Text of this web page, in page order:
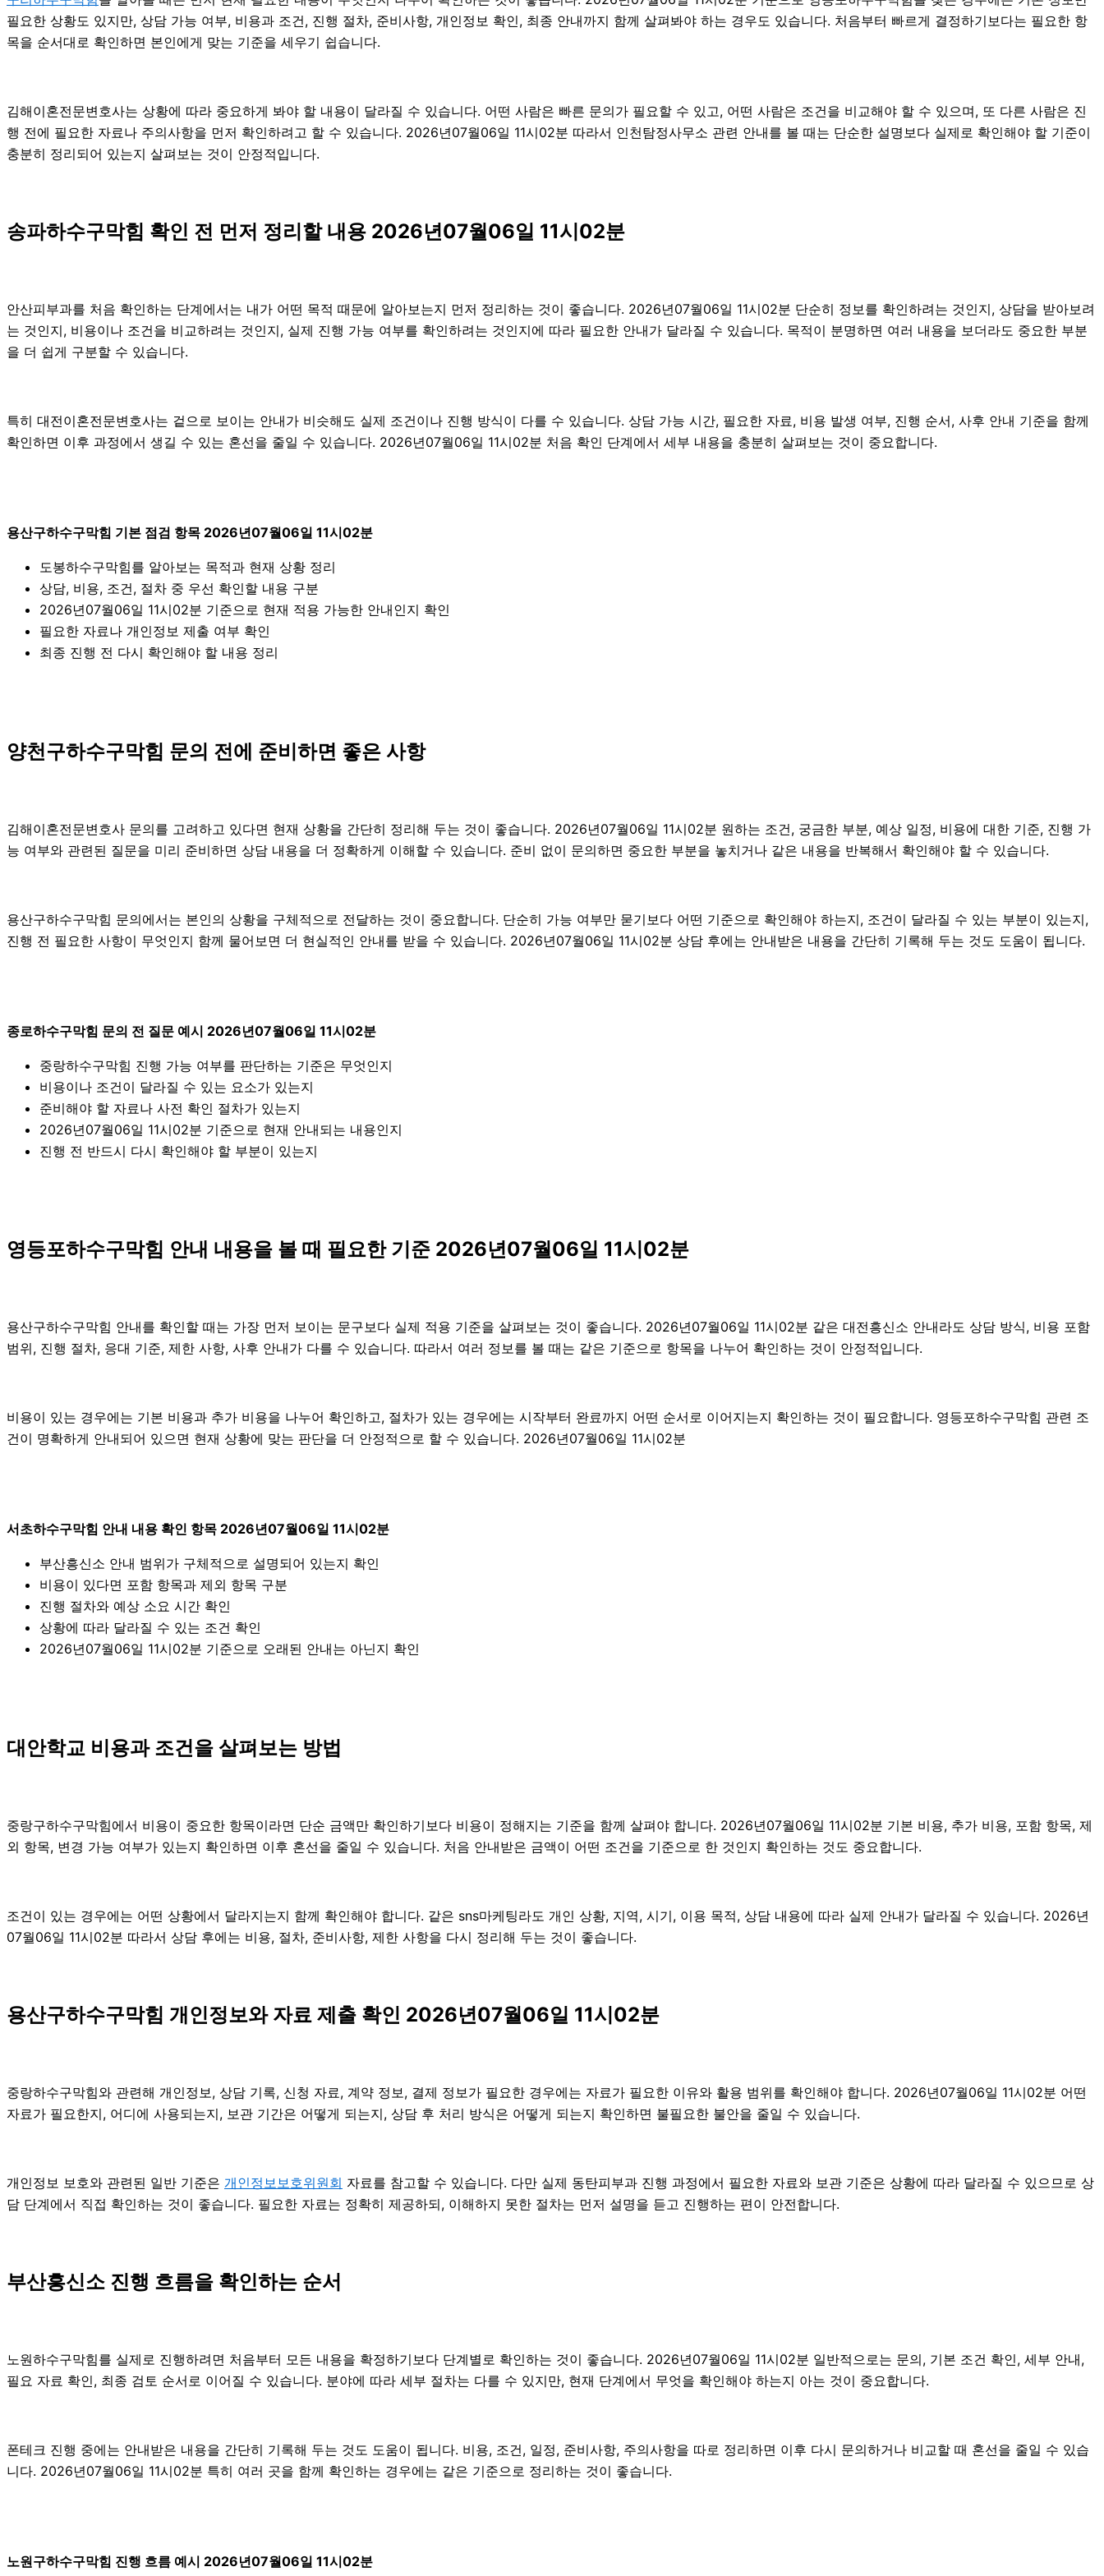
필요한 상황도 있지만, 상담 가능 여부, 비용과 조건, 진행 절차, 준비사항, 개인정보 확인, 최종 안내까지 함께 살펴봐야 하는 경우도 있습니다. 처음부터 빠르게 결정하기보다는 필요한 항
목을 순서대로 확인하면 본인에게 맞는 기준을 세우기 쉽습니다.
김해이혼전문변호사는 상황에 따라 중요하게 봐야 할 내용이 달라질 수 있습니다. 어떤 사람은 빠른 문의가 필요할 수 있고, 어떤 사람은 조건을 비교해야 할 수 있으며, 또 다른 사람은 진
행 전에 필요한 자료나 주의사항을 먼저 확인하려고 할 수 있습니다. 2026년07월06일 11시02분 따라서 인천탐정사무소 관련 안내를 볼 때는 단순한 설명보다 실제로 확인해야 할 기준이
충분히 정리되어 있는지 살펴보는 것이 안정적입니다.
송파하수구막힘 확인 전 먼저 정리할 내용 2026년07월06일 11시02분
안산피부과를 처음 확인하는 단계에서는 내가 어떤 목적 때문에 알아보는지 먼저 정리하는 것이 좋습니다. 2026년07월06일 11시02분 단순히 정보를 확인하려는 것인지, 상담을 받아보려
는 것인지, 비용이나 조건을 비교하려는 것인지, 실제 진행 가능 여부를 확인하려는 것인지에 따라 필요한 안내가 달라질 수 있습니다. 목적이 분명하면 여러 내용을 보더라도 중요한 부분
을 더 쉽게 구분할 수 있습니다.
특히 대전이혼전문변호사는 겉으로 보이는 안내가 비슷해도 실제 조건이나 진행 방식이 다를 수 있습니다. 상담 가능 시간, 필요한 자료, 비용 발생 여부, 진행 순서, 사후 안내 기준을 함께
확인하면 이후 과정에서 생길 수 있는 혼선을 줄일 수 있습니다. 2026년07월06일 11시02분 처음 확인 단계에서 세부 내용을 충분히 살펴보는 것이 중요합니다.
용산구하수구막힘 기본 점검 항목 2026년07월06일 11시02분
도봉하수구막힘를 알아보는 목적과 현재 상황 정리
상담, 비용, 조건, 절차 중 우선 확인할 내용 구분
2026년07월06일 11시02분 기준으로 현재 적용 가능한 안내인지 확인
필요한 자료나 개인정보 제출 여부 확인
최종 진행 전 다시 확인해야 할 내용 정리
양천구하수구막힘 문의 전에 준비하면 좋은 사항
김해이혼전문변호사 문의를 고려하고 있다면 현재 상황을 간단히 정리해 두는 것이 좋습니다. 2026년07월06일 11시02분 원하는 조건, 궁금한 부분, 예상 일정, 비용에 대한 기준, 진행 가
능 여부와 관련된 질문을 미리 준비하면 상담 내용을 더 정확하게 이해할 수 있습니다. 준비 없이 문의하면 중요한 부분을 놓치거나 같은 내용을 반복해서 확인해야 할 수 있습니다.
용산구하수구막힘 문의에서는 본인의 상황을 구체적으로 전달하는 것이 중요합니다. 단순히 가능 여부만 묻기보다 어떤 기준으로 확인해야 하는지, 조건이 달라질 수 있는 부분이 있는지,
진행 전 필요한 사항이 무엇인지 함께 물어보면 더 현실적인 안내를 받을 수 있습니다. 2026년07월06일 11시02분 상담 후에는 안내받은 내용을 간단히 기록해 두는 것도 도움이 됩니다.
종로하수구막힘 문의 전 질문 예시 2026년07월06일 11시02분
중랑하수구막힘 진행 가능 여부를 판단하는 기준은 무엇인지
비용이나 조건이 달라질 수 있는 요소가 있는지
준비해야 할 자료나 사전 확인 절차가 있는지
2026년07월06일 11시02분 기준으로 현재 안내되는 내용인지
진행 전 반드시 다시 확인해야 할 부분이 있는지
영등포하수구막힘 안내 내용을 볼 때 필요한 기준 2026년07월06일 11시02분
용산구하수구막힘 안내를 확인할 때는 가장 먼저 보이는 문구보다 실제 적용 기준을 살펴보는 것이 좋습니다. 2026년07월06일 11시02분 같은 대전흥신소 안내라도 상담 방식, 비용 포함
범위, 진행 절차, 응대 기준, 제한 사항, 사후 안내가 다를 수 있습니다. 따라서 여러 정보를 볼 때는 같은 기준으로 항목을 나누어 확인하는 것이 안정적입니다.
비용이 있는 경우에는 기본 비용과 추가 비용을 나누어 확인하고, 절차가 있는 경우에는 시작부터 완료까지 어떤 순서로 이어지는지 확인하는 것이 필요합니다. 영등포하수구막힘 관련 조
건이 명확하게 안내되어 있으면 현재 상황에 맞는 판단을 더 안정적으로 할 수 있습니다. 2026년07월06일 11시02분
서초하수구막힘 안내 내용 확인 항목 2026년07월06일 11시02분
부산흥신소 안내 범위가 구체적으로 설명되어 있는지 확인
비용이 있다면 포함 항목과 제외 항목 구분
진행 절차와 예상 소요 시간 확인
상황에 따라 달라질 수 있는 조건 확인
2026년07월06일 11시02분 기준으로 오래된 안내는 아닌지 확인
대안학교 비용과 조건을 살펴보는 방법
중랑구하수구막힘에서 비용이 중요한 항목이라면 단순 금액만 확인하기보다 비용이 정해지는 기준을 함께 살펴야 합니다. 2026년07월06일 11시02분 기본 비용, 추가 비용, 포함 항목, 제
외 항목, 변경 가능 여부가 있는지 확인하면 이후 혼선을 줄일 수 있습니다. 처음 안내받은 금액이 어떤 조건을 기준으로 한 것인지 확인하는 것도 중요합니다.
조건이 있는 경우에는 어떤 상황에서 달라지는지 함께 확인해야 합니다. 같은 sns마케팅라도 개인 상황, 지역, 시기, 이용 목적, 상담 내용에 따라 실제 안내가 달라질 수 있습니다. 2026년
07월06일 11시02분 따라서 상담 후에는 비용, 절차, 준비사항, 제한 사항을 다시 정리해 두는 것이 좋습니다.
용산구하수구막힘 개인정보와 자료 제출 확인 2026년07월06일 11시02분
중랑하수구막힘와 관련해 개인정보, 상담 기록, 신청 자료, 계약 정보, 결제 정보가 필요한 경우에는 자료가 필요한 이유와 활용 범위를 확인해야 합니다. 2026년07월06일 11시02분 어떤
자료가 필요한지, 어디에 사용되는지, 보관 기간은 어떻게 되는지, 상담 후 처리 방식은 어떻게 되는지 확인하면 불필요한 불안을 줄일 수 있습니다.
개인정보 보호와 관련된 일반 기준은 개인정보보호위원회 자료를 참고할 수 있습니다. 다만 실제 동탄피부과 진행 과정에서 필요한 자료와 보관 기준은 상황에 따라 달라질 수 있으므로 상
담 단계에서 직접 확인하는 것이 좋습니다. 필요한 자료는 정확히 제공하되, 이해하지 못한 절차는 먼저 설명을 듣고 진행하는 편이 안전합니다.
부산흥신소 진행 흐름을 확인하는 순서
노원하수구막힘를 실제로 진행하려면 처음부터 모든 내용을 확정하기보다 단계별로 확인하는 것이 좋습니다. 2026년07월06일 11시02분 일반적으로는 문의, 기본 조건 확인, 세부 안내,
필요 자료 확인, 최종 검토 순서로 이어질 수 있습니다. 분야에 따라 세부 절차는 다를 수 있지만, 현재 단계에서 무엇을 확인해야 하는지 아는 것이 중요합니다.
폰테크 진행 중에는 안내받은 내용을 간단히 기록해 두는 것도 도움이 됩니다. 비용, 조건, 일정, 준비사항, 주의사항을 따로 정리하면 이후 다시 문의하거나 비교할 때 혼선을 줄일 수 있습
니다. 2026년07월06일 11시02분 특히 여러 곳을 함께 확인하는 경우에는 같은 기준으로 정리하는 것이 좋습니다.
노원구하수구막힘 진행 흐름 예시 2026년07월06일 11시02분